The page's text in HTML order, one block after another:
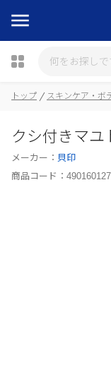
トップ スキンケア・ボ
クシ付きマユ
メーカー： 貝印
商品コード：